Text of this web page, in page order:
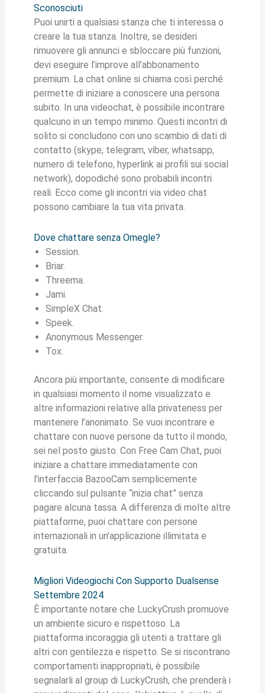
Sconosciuti
Puoi unirti a qualsiasi stanza che ti interessa o
creare la tua stanza. Inoltre, se desideri
rimuovere gli annunci e sbloccare più funzioni,
devi eseguire l’improve all’abbonamento
premium. La chat online si chiama così perché
permette di iniziare a conoscere una persona
subito. In una videochat, è possibile incontrare
qualcuno in un tempo minimo. Questi incontri di
solito si concludono con uno scambio di dati di
contatto (skype, telegram, viber, whatsapp,
numero di telefono, hyperlink ai profili sui social
network), dopodiché sono probabili incontri
reali. Ecco come gli incontri via video chat
possono cambiare la tua vita privata.
Dove chattare senza Omegle?
Session.
Briar.
Threema.
Jami.
SimpleX Chat.
Speek.
Anonymous Messenger.
Tox.
Ancora più importante, consente di modificare
in qualsiasi momento il nome visualizzato e
altre informazioni relative alla privateness per
mantenere l’anonimato. Se vuoi incontrare e
chattare con nuove persone da tutto il mondo,
sei nel posto giusto. Con Free Cam Chat, puoi
iniziare a chattare immediatamente con
l’interfaccia BazooCam semplicemente
cliccando sul pulsante “inizia chat” senza
pagare alcuna tassa. A differenza di molte altre
piattaforme, puoi chattare con persone
internazionali in un’applicazione illimitata e
gratuita.
Migliori Videogiochi Con Supporto Dualsense
Settembre 2024
È importante notare che LuckyCrush promuove
un ambiente sicuro e rispettoso. La
piattaforma incoraggia gli utenti a trattare gli
altri con gentilezza e rispetto. Se si riscontrano
comportamenti inappropriati, è possibile
segnalarli al group di LuckyCrush, che prenderà i